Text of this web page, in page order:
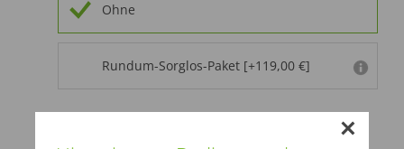
Ohne
Rundum-Sorglos-Paket [+119,00 €]